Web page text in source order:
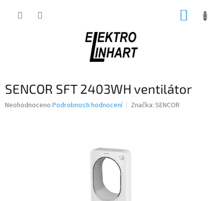
SENCOR SFT 2403WH ventilátor
Průměrné
Neohodnoceno Podrobnosti hodnocení Značka: SENCOR